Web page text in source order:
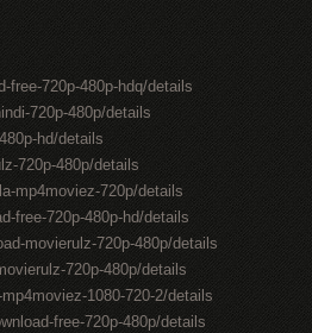
free-720p-480p-hdq/details
720p-480p/details
hd/details
720p-480p/details
mp4moviez-720p/details
free-720p-480p-hd/details
movierulz-720p-480p/details
720p-480p/details
1080-720-2/details
free-720p-480p/details